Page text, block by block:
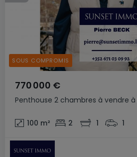
Penthouse 2 chambres à vendre à
770 000 €
100 m² 2 1 1
SOUS COMPROMIS